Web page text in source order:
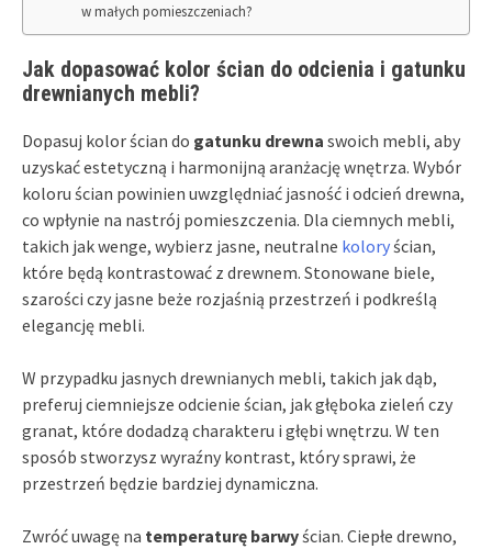
w małych pomieszczeniach?
Jak dopasować kolor ścian do odcienia i gatunku
drewnianych mebli?
Dopasuj kolor ścian do gatunku drewna swoich mebli, aby
uzyskać estetyczną i harmonijną aranżację wnętrza. Wybór
koloru ścian powinien uwzględniać jasność i odcień drewna,
co wpłynie na nastrój pomieszczenia. Dla ciemnych mebli,
takich jak wenge, wybierz jasne, neutralne koloryścian,
które będą kontrastować z drewnem. Stonowane biele,
szarości czy jasne beże rozjaśnią przestrzeń i podkreślą
elegancję mebli.
W przypadku jasnych drewnianych mebli, takich jak dąb,
preferuj ciemniejsze odcienie ścian, jak głęboka zieleń czy
granat, które dodadzą charakteru i głębi wnętrzu. W ten
sposób stworzysz wyraźny kontrast, który sprawi, że
przestrzeń będzie bardziej dynamiczna.
Zwróć uwagę na temperaturę barwyścian. Ciepłe drewno,